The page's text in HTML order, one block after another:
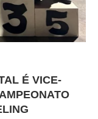
É VICE-